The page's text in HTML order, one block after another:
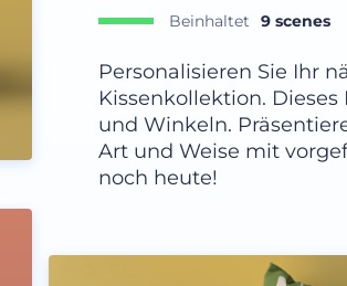
Beinhaltet 9 scenes
Personalisieren Sie Ihr
Kissenkollektion.
und Winkeln.
Art und Weise mit
noch heute!